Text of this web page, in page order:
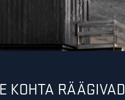
KOHTA RÄÄGIVAD